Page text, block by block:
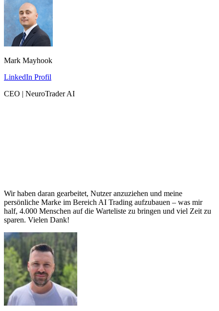
Mark Mayhook
LinkedIn Profil
CEO | NeuroTrader AI
Wir haben daran gearbeitet, Nutzer anzuziehen und meine
persönliche Marke im Bereich AI Trading aufzubauen – was mir
half, 4.000 Menschen auf die Warteliste zu bringen und viel Zeit zu
sparen. Vielen Dank!